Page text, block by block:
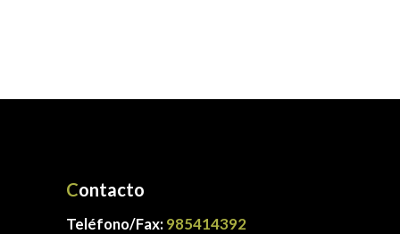
Contacto
Teléfono/Fax:985414392